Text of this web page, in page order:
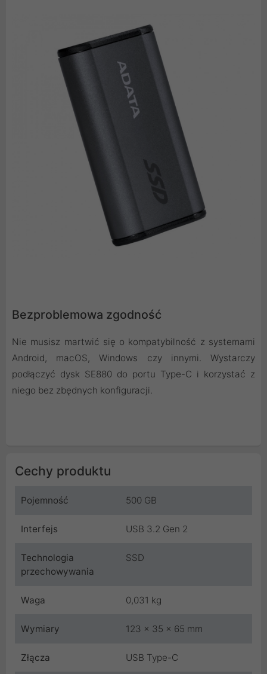
Bezproblemowa zgodność
Nie musisz martwić się o kompatybilność z systemami
Android, macOS, Windows czy innymi. Wystarczy
podłączyć dysk SE880 do portu Type-C i korzystać z
niego bez zbędnych konfiguracji.
Cechy produktu
Pojemność 500 GB
Interfejs USB 3.2 Gen 2
Technologia
przechowywania
SSD
Waga 0,031 kg
Wymiary 123 x 35 x 65 mm
Złącza USB Type-C